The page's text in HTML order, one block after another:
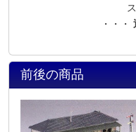
・・・
前後の商品